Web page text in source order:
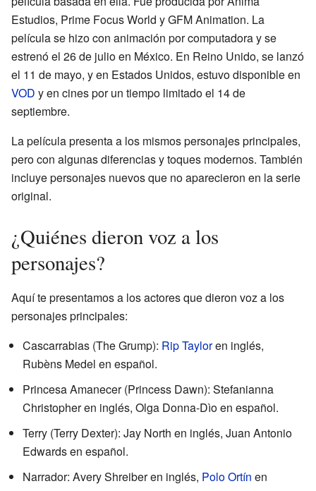
Estudios, Prime Focus World y GFM Animation. La
película se hizo con animación por computadora y se
estrenó el 26 de julio en México. En Reino Unido, se lanzó
el 11 de mayo, y en Estados Unidos, estuvo disponible en
VOD y en cines por un tiempo limitado el 14 de
septiembre.
La película presenta a los mismos personajes principales,
pero con algunas diferencias y toques modernos. También
incluye personajes nuevos que no aparecieron en la serie
original.
¿Quiénes dieron voz a los
personajes?
Aquí te presentamos a los actores que dieron voz a los
personajes principales:
Cascarrabias (The Grump): Rip Tayloren inglés,
Rubèns Medel en español.
Princesa Amanecer (Princess Dawn): Stefanianna
Christopher en inglés, Olga Donna-Dìo en español.
Terry (Terry Dexter): Jay North en inglés, Juan Antonio
Edwards en español.
Narrador: Avery Shreiber en inglés, Polo Ortín en